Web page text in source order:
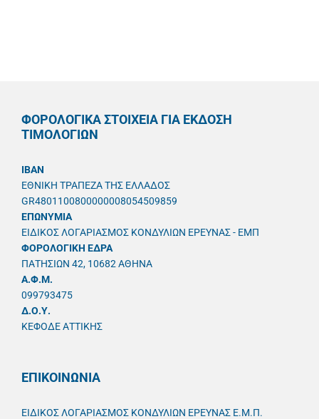
ΦΟΡΟΛΟΓΙΚΑ ΣΤΟΙΧΕΙΑ ΓΙΑ ΕΚΔΟΣΗ
ΤΙΜΟΛΟΓΙΩΝ
IBAN
ΕΘΝΙΚΗ ΤΡΑΠΕΖΑ ΤΗΣ ΕΛΛΑΔΟΣ
GR4801100800000008054509859
ΕΠΩΝΥΜΙΑ
ΕΙΔΙΚΟΣ ΛΟΓΑΡΙΑΣΜΟΣ ΚΟΝΔΥΛΙΩΝ ΕΡΕΥΝΑΣ - ΕΜΠ
ΦΟΡΟΛΟΓΙΚΗ ΕΔΡΑ
ΠΑΤΗΣΙΩΝ 42, 10682 ΑΘΗΝΑ
A.Φ.Μ.
099793475
Δ.Ο.Υ.
ΚΕΦΟΔΕ ΑΤΤΙΚΗΣ
ΕΠΙΚΟΙΝΩΝΙΑ
ΕΙΔΙΚΟΣ ΛΟΓΑΡΙΑΣΜΟΣ ΚΟΝΔΥΛΙΩΝ ΕΡΕΥΝΑΣ Ε.Μ.Π.